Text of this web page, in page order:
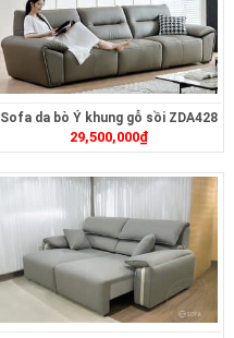
Sofa da bò Ý khung gỗ sồi ZDA428
29,500,000₫